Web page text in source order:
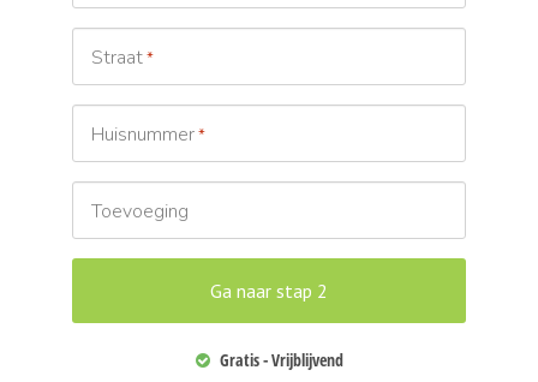
Straat*
Huisnummer*
Toevoeging
Gratis - Vrijblijvend